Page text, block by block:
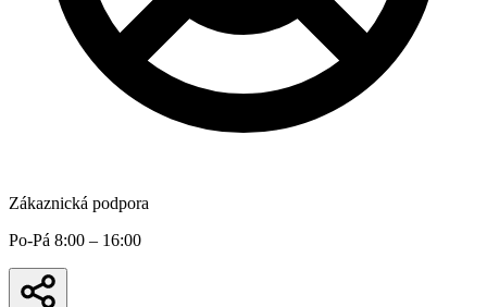
Zákaznická podpora
Po-Pá 8:00 – 16:00